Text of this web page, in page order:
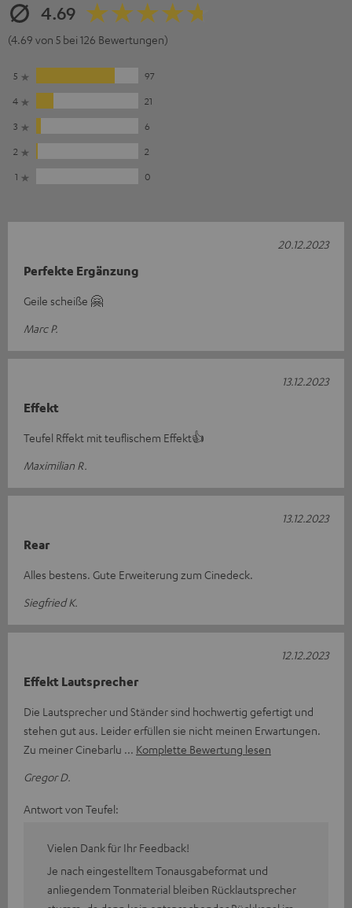
4.69
(4.69 von 5 bei 126 Bewertungen)
5
97
4
21
3
6
2
2
1
0
Perfekte Ergänzung
Geile scheiße 🤗
Marc P.
20.12.2023
Effekt
Teufel Rffekt mit teuflischem Effekt👍
Maximilian R.
13.12.2023
Rear
Alles bestens. Gute Erweiterung zum Cinedeck.
Siegfried K.
13.12.2023
Effekt Lautsprecher
Die Lautsprecher und Ständer sind hochwertig gefertigt und
stehen gut aus. Leider erfüllen sie nicht meinen Erwartungen.
Zu meiner Cinebarlu
Komplette Bewertung lesen
Gregor D.
12.12.2023
Antwort von Teufel:
Vielen Dank für Ihr Feedback!
Je nach eingestelltem Tonausgabeformat und
anliegendem Tonmaterial bleiben Rücklautsprecher